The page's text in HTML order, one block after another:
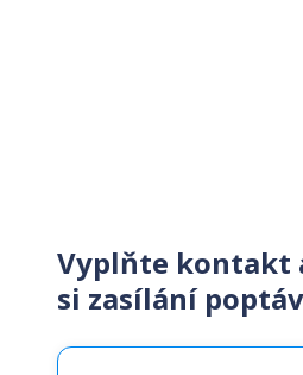
Vyplňte kontakt
si zasílání